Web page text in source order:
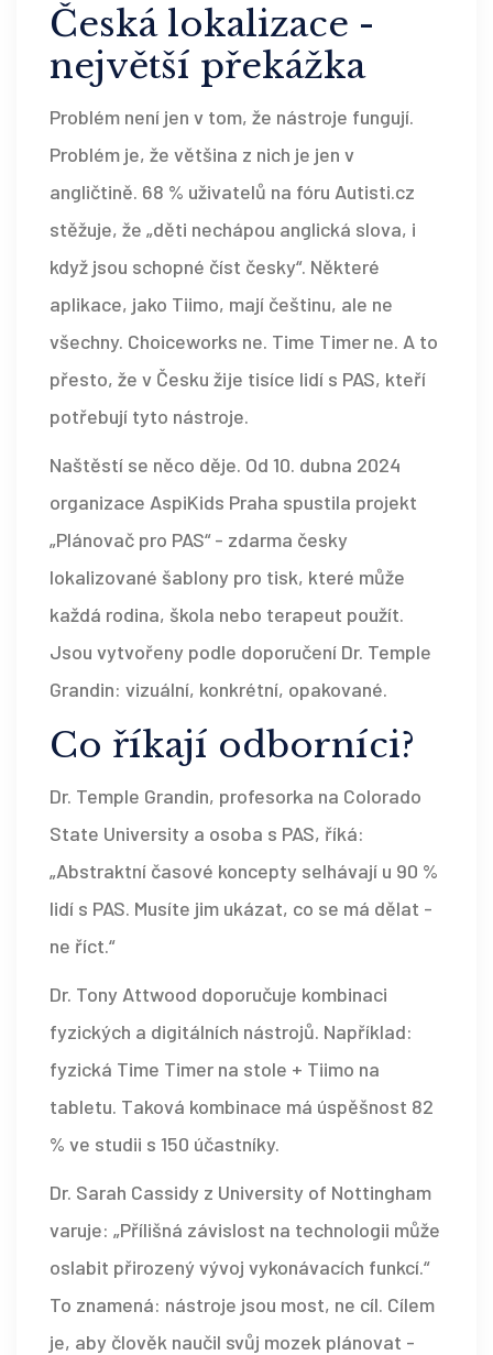
Česká lokalizace -
největší překážka
Problém není jen v tom, že nástroje fungují.
Problém je, že většina z nich je jen v
angličtině. 68 % uživatelů na fóru Autisti.cz
stěžuje, že „děti nechápou anglická slova, i
když jsou schopné číst česky“. Některé
aplikace, jako Tiimo, mají češtinu, ale ne
všechny. Choiceworks ne. Time Timer ne. A to
přesto, že v Česku žije tisíce lidí s PAS, kteří
potřebují tyto nástroje.
Naštěstí se něco děje. Od 10. dubna 2024
organizace AspiKids Praha spustila projekt
„Plánovač pro PAS“ - zdarma česky
lokalizované šablony pro tisk, které může
každá rodina, škola nebo terapeut použít.
Jsou vytvořeny podle doporučení Dr. Temple
Grandin: vizuální, konkrétní, opakované.
Co říkají odborníci?
Dr. Temple Grandin, profesorka na Colorado
State University a osoba s PAS, říká:
„Abstraktní časové koncepty selhávají u 90 %
lidí s PAS. Musíte jim ukázat, co se má dělat -
ne říct.“
Dr. Tony Attwood doporučuje kombinaci
fyzických a digitálních nástrojů. Například:
fyzická Time Timer na stole + Tiimo na
tabletu. Taková kombinace má úspěšnost 82
% ve studii s 150 účastníky.
Dr. Sarah Cassidy z University of Nottingham
varuje: „Přílišná závislost na technologii může
oslabit přirozený vývoj vykonávacích funkcí.“
To znamená: nástroje jsou most, ne cíl. Cílem
je, aby člověk naučil svůj mozek plánovat -